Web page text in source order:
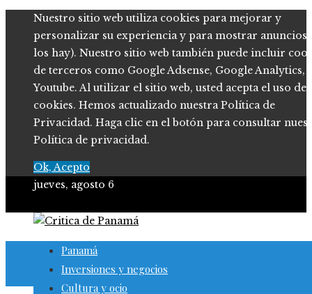
Nuestro sitio web utiliza cookies para mejorar y
personalizar su experiencia y para mostrar anuncios
los hay). Nuestro sitio web también puede incluir
de terceros como Google Adsense, Google Analytics,
Youtube. Al utilizar el sitio web, usted acepta el uso de
cookies. Hemos actualizado nuestra Política de
Privacidad. Haga clic en el botón para consultar
Política de privacidad.
Ok, Acepto
jueves, agosto 6
Panamá
Inversiones y negocios
Cultura y ocio